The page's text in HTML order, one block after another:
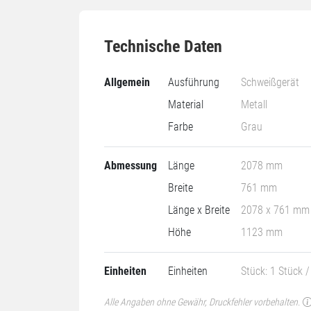
Technische Daten
Allgemein Ausführung
Schweißgerät
Material
Metall
Farbe
Grau
Abmessung Länge
2078 mm
Breite
761 mm
Länge x Breite
2078 x 761 mm
Höhe
1123 mm
Einheiten Einheiten Stück: 1 Stück
Alle Angaben ohne Gewähr, Druckfehler vorbehalten.